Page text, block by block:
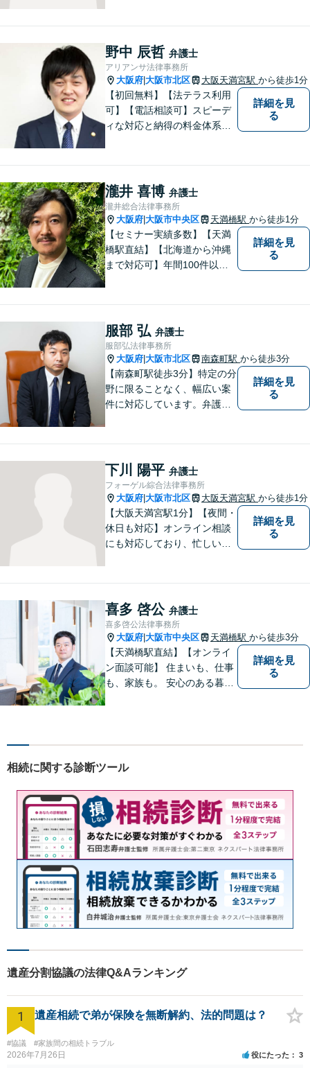
と丁寧に説明していきますの
で、法律相談が初めての方で
も安心してお問合せくださ
い。
野中 辰哲 弁護士
アリアンサ法律事務所
大阪府 大阪市北区 大阪天満宮駅 から徒歩1分
【初回無料】【法テラス利用
可】【電話相談可】スピーデ
ィな対応と納得の料金体系で
詳細を見
る
瀧井 喜博 弁護士
瀧井総合法律事務所
大阪府 大阪市中央区 天満橋駅 から徒歩1分
【セミナー実績多数】【天満
橋駅直結】【北海道から沖縄
まで対応可】年間100件以上
すくご説明します【土日対応
可】【電話・メール・LINEで
面談予約可】
詳細を見
る
服部 弘 弁護士
服部弘法律事務所
大阪府 大阪市北区 南森町駅 から徒歩3分
【南森町駅徒歩3分】特定の分
野に限ることなく、幅広い案
件に対応しています。弁護士
まずはお気軽にご相談くださ
い。
詳細を見
る
下川 陽平 弁護士
フォーゲル綜合法律事務所
大阪府 大阪市北区 大阪天満宮駅 から徒歩1分
【大阪天満宮駅1分】【夜間・
休日も対応】オンライン相談
にも対応しており、忙しい方
出せるよう全力を尽くして参
ります！企業法務から個人ト
ラブルまで幅広く対応。【完
全個室で相談】
詳細を見
る
喜多 啓公 弁護士
喜多啓公法律事務所
大阪府 大阪市中央区 天満橋駅 から徒歩3分
【天満橋駅直結】【オンライ
ン面談可能】 住まいも、仕事
も、家族も。 安心のある暮ら
詳細を見
る
相続に関する診断ツール
遺産分割協議の法律Q&Aランキング
1 遺産相続で弟が保険を無断解約、法的問題は？
#協議 #家族間の相続トラブル
2026年7月26日 役にたった 3